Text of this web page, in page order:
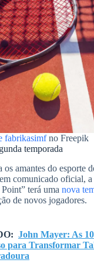
fabrikasimfno Freepik
temporada
amantes do esporte
comunicado oficial,
terá uma nova
de novos jogadores.
John Mayer: As 10
para Transformar